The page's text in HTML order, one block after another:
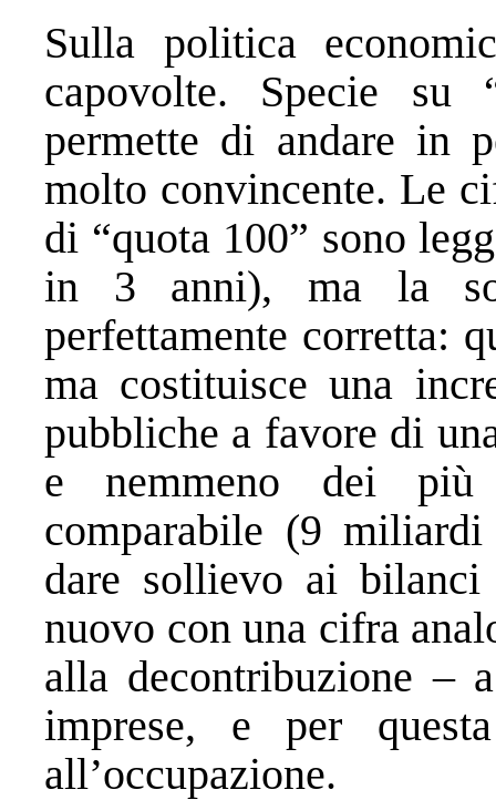
Sulla politica
capovolte. Specie su
permette di andare in
molto convincente. Le
di “quota 100” sono
in 3 anni), ma la
perfettamente corretta:
ma costituisce una
pubbliche a favore di
e nemmeno dei
comparabile (9
dare sollievo ai
nuovo con una cifra
alla decontribuzione –
imprese, e per
all’occupazione.